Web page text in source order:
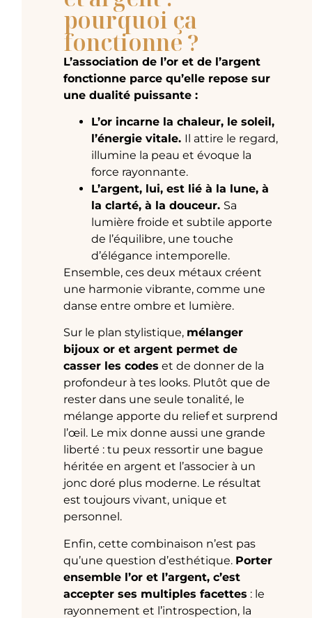
pourquoi ça
fonctionne ?
L’association de l’or et de l’argent
fonctionne parce qu’elle repose sur
une dualité puissante :
L’or incarne la chaleur, le soleil,
l’énergie vitale. Il attire le regard,
illumine la peau et évoque la
force rayonnante.
L’argent, lui, est lié à la lune, à
la clarté, à la douceur. Sa
lumière froide et subtile apporte
de l’équilibre, une touche
d’élégance intemporelle.
Ensemble, ces deux métaux créent
une harmonie vibrante, comme une
danse entre ombre et lumière.
Sur le plan stylistique, mélanger
bijoux or et argent permet de
casser les codes et de donner de la
profondeur à tes looks. Plutôt que de
rester dans une seule tonalité, le
mélange apporte du relief et surprend
l’œil. Le mix donne aussi une grande
liberté : tu peux ressortir une bague
héritée en argent et l’associer à un
jonc doré plus moderne. Le résultat
est toujours vivant, unique et
personnel.
Enfin, cette combinaison n’est pas
qu’une question d’esthétique. Porter
ensemble l’or et l’argent, c’est
accepter ses multiples facettes : le
rayonnement et l’introspection, la